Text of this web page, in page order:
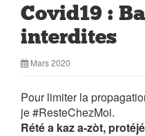
Covid19 :
interdites
Mars 2020
Pour limiter la
je #ResteChezMoi.
Rété a kaz a-zòt,